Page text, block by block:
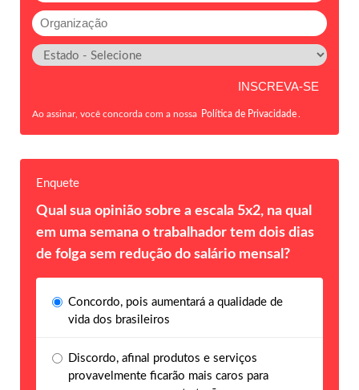
Ao assinar, você concorda com a nossa Política de Privacidade
Enquete
Qual sua opinião sobre a escala 5x2, na qual
em uma semana o trabalhador tem dois dias
de folga sem redução do salário mensal?
Concordo, pois aumentará a qualidade de
vida dos brasileiros
Discordo, afinal produtos e serviços
provavelmente ficarão mais caros para